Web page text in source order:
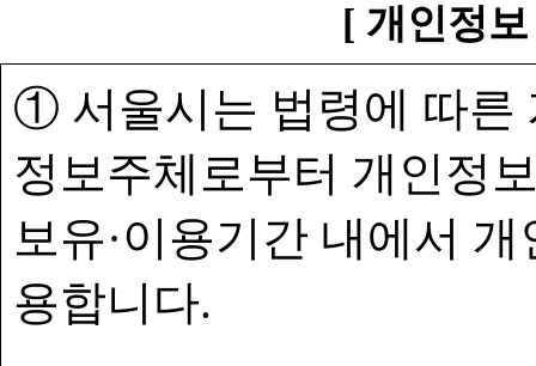
[ 개인정
① 서울시는 법령에 따른
정보주체로부터 개인정
보유·이용기간 내에서
용합니다.